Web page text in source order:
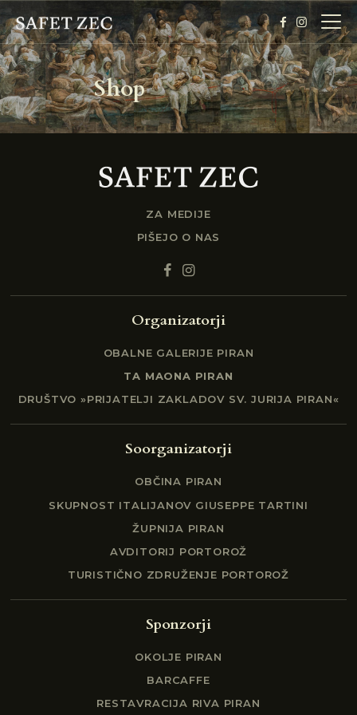
Shop
DOMOV
BIOGRAFIJA
O RAZSTAVI
GALERIJA
VSTOPNICEZA MEDIJE
PIŠEJO O NAS
Organizatorji
OBALNE GALERIJE PIRAN
TA MAONA PIRAN
DRUŠTVO »PRIJATELJI ZAKLADOV SV. JURIJA PIRAN«
Soorganizatorji
OBČINA PIRAN
SKUPNOST ITALIJANOV GIUSEPPE TARTINI
ŽUPNIJA PIRAN
AVDITORIJ PORTOROŽ
TURISTIČNO ZDRUŽENJE PORTOROŽ
Sponzorji
OKOLJE PIRAN
BARCAFFE
RESTAVRACIJA RIVA PIRAN